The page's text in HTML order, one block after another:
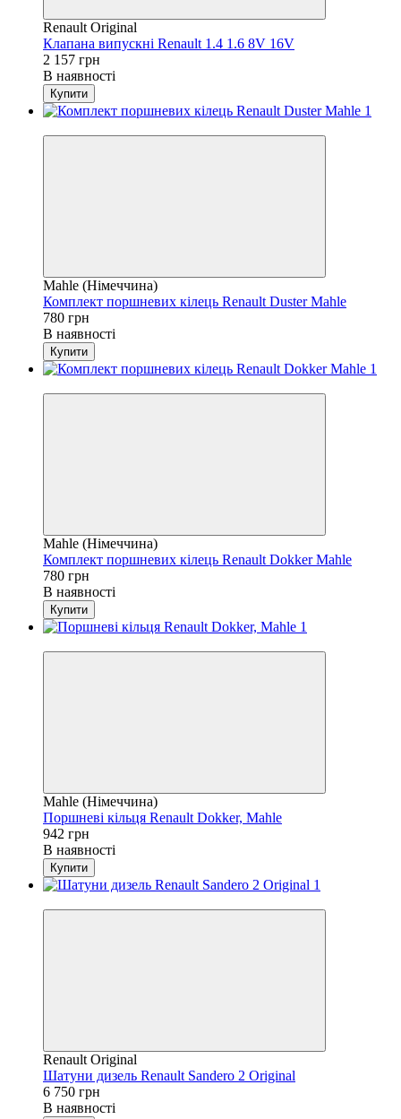
Renault Original
Клапана випускні Renault 1.4 1.6 8V 16V
2 157 грн
В наявності
Купити
Mahle (Німеччина)
Комплект поршневих кілець Renault Duster Mahle
780 грн
В наявності
Купити
Mahle (Німеччина)
Комплект поршневих кілець Renault Dokker Mahle
780 грн
В наявності
Купити
Mahle (Німеччина)
Поршневі кільця Renault Dokker, Mahle
942 грн
В наявності
Купити
Renault Original
Шатуни дизель Renault Sandero 2 Original
6 750 грн
В наявності